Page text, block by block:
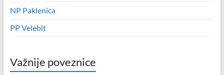
NP Paklenica
PP Velebit
Važnije poveznice